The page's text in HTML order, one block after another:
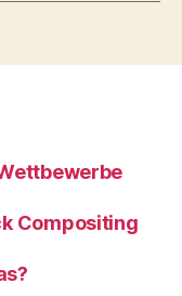
Compositing